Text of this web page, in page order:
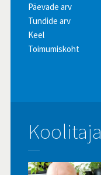
Päevade arv
Tundide arv
Keel
Toimumiskoht
Koolitaja